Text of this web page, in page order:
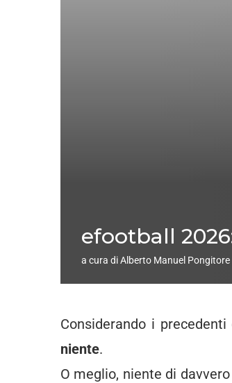
efootball
a cura diAlberto Manuel Pongitore
Considerando i
niente.
O meglio, niente di